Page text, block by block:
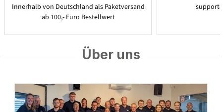
Innerhalb von Deutschland als Paketversand
ab 100,- Euro Bestellwert
Über uns